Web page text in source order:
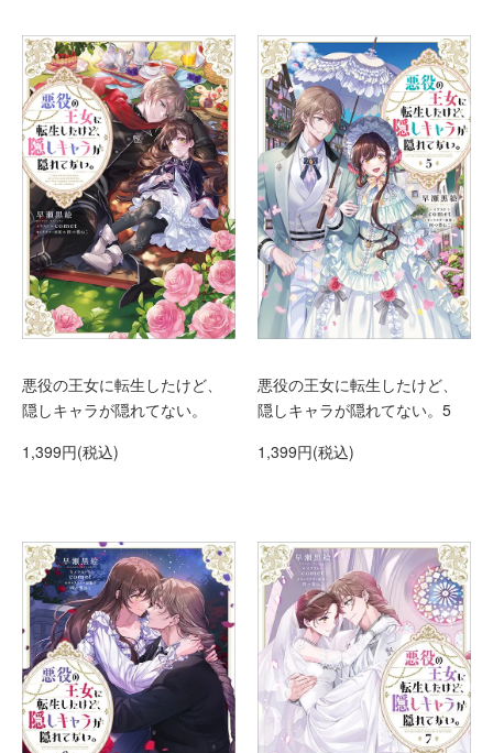
悪役の王女に転生したけど、
隠しキャラが隠れてない。
1,399円(税込)
悪役の王女に転生したけど、
隠しキャラが隠れてない。5
1,399円(税込)